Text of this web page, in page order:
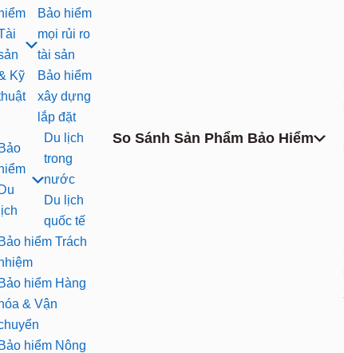
hiểm
Kỹ
Bảo hiểm
mọi rủi ro
tài sản
Bảo hiểm
xây dựng
lắp đặt
Bảo
hiểm
Du
lịch
Du lịch
trong
nước
Du lịch
quốc tế
Bảo hiểm Trách
Bảo hiểm Hàng
hóa & Vận
Bảo hiểm Nông
So Sánh Sản Phẩm Bảo Hiểm